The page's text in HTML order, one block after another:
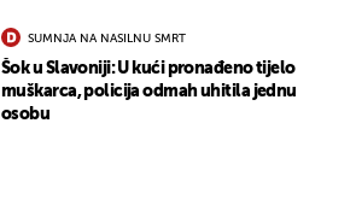
SUMNJA NA NASILNU SMRT
Šok u Slavoniji: U kući pronađeno tijelo
muškarca, policija odmah uhitila jednu
osobu